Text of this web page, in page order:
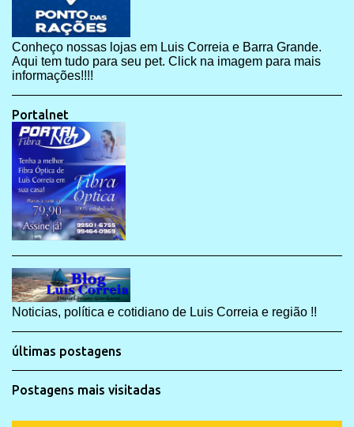
Conheço nossas lojas em Luis Correia e Barra Grande.
Aqui tem tudo para seu pet. Click na imagem para mais
informações!!!!
Portalnet
Noticias, política e cotidiano de Luis Correia e região !!
últimas postagens
Postagens mais visitadas